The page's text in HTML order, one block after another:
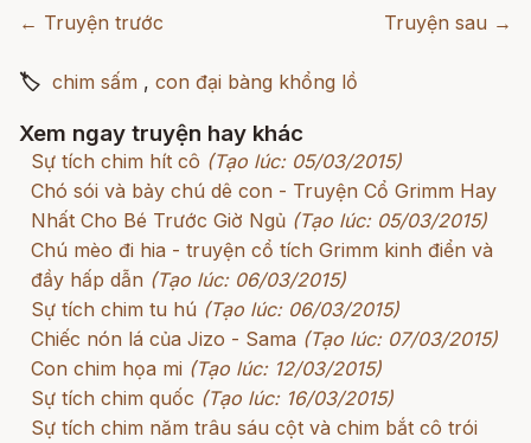
← Truyện trước Truyện sau →
🏷 chim sấm , con đại bàng khổng lồ
Xem ngay truyện hay khác
Sự tích chim hít cô (Tạo lúc: 05/03/2015)
Chó sói và bảy chú dê con - Truyện Cổ Grimm Hay
Nhất Cho Bé Trước Giờ Ngủ (Tạo lúc: 05/03/2015)
Chú mèo đi hia - truyện cổ tích Grimm kinh điển và
đầy hấp dẫn (Tạo lúc: 06/03/2015)
Sự tích chim tu hú (Tạo lúc: 06/03/2015)
Chiếc nón lá của Jizo - Sama (Tạo lúc: 07/03/2015)
Con chim họa mi (Tạo lúc: 12/03/2015)
Sự tích chim quốc (Tạo lúc: 16/03/2015)
Sự tích chim năm trâu sáu cột và chim bắt cô trói